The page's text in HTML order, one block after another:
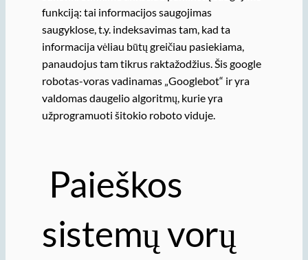
funkciją: tai informacijos saugojimas
saugyklose, t.y. indeksavimas tam, kad ta
informacija vėliau būtų greičiau pasiekiama,
panaudojus tam tikrus raktažodžius. Šis google
robotas-voras vadinamas „Googlebot“ ir yra
valdomas daugelio algoritmų, kurie yra
užprogramuoti šitokio roboto viduje.
Paieškos
sistemų vorų